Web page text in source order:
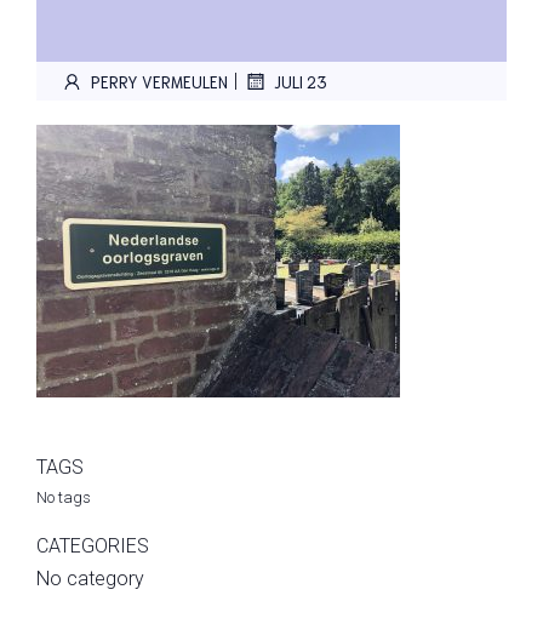
PERRY VERMEULEN | JULI 23
TAGS
No tags
CATEGORIES
No category